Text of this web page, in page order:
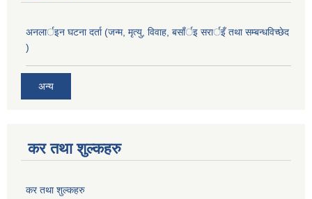
अनलार्इन घटना दर्ता (जन्म, मृत्यु, विवाह, बसाँर्इ सरार्इँ तथा सम्बन्धविच्छेद
)
अन्य
कर तथा शुल्कहरु
कर तथा शुल्कहरु